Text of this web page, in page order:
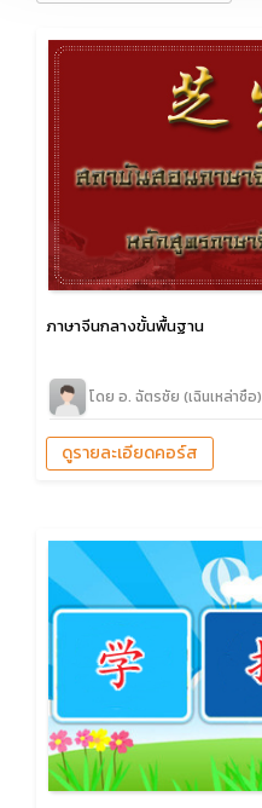
ภาษาจีนกลางขั้นพื้นฐาน
โดย อ. ฉัตรชัย (เฉินเหล่าซือ)
ดูรายละเอียดคอร์ส